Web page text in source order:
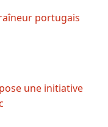
portugais
une initiative